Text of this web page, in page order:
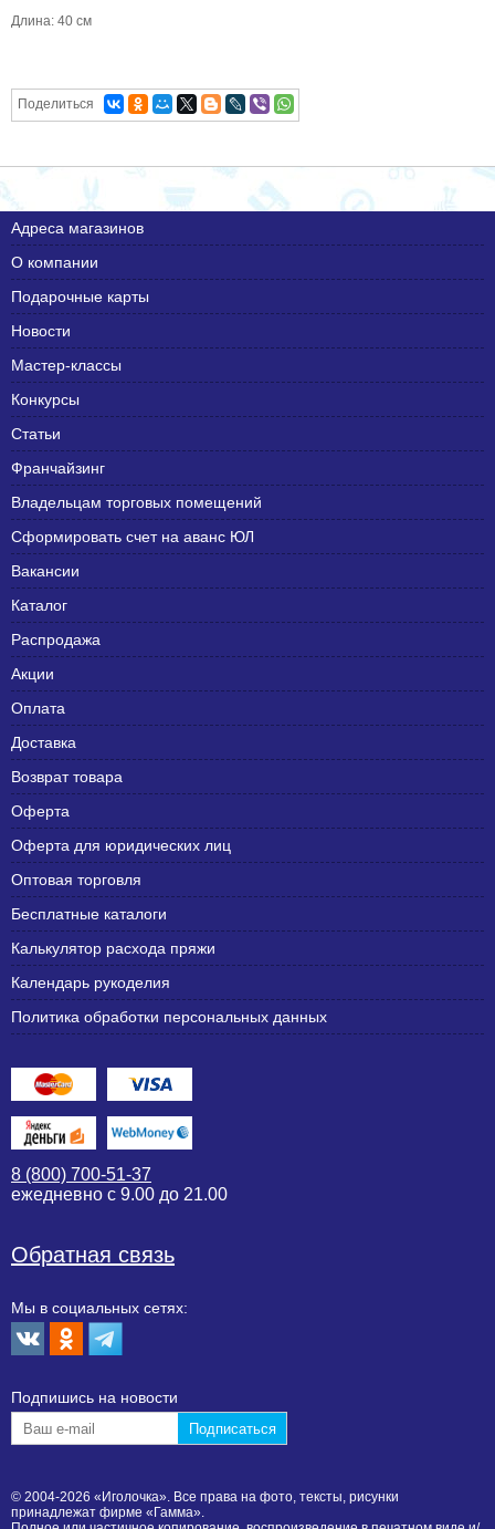
Длина: 40 см
Поделиться
Адреса магазинов
О компании
Подарочные карты
Новости
Мастер-классы
Конкурсы
Статьи
Франчайзинг
Владельцам торговых помещений
Сформировать счет на аванс ЮЛ
Вакансии
Каталог
Распродажа
Акции
Оплата
Доставка
Возврат товара
Оферта
Оферта для юридических лиц
Оптовая торговля
Бесплатные каталоги
Калькулятор расхода пряжи
Календарь рукоделия
Политика обработки персональных данных
8 (800) 700-51-37
ежедневно с 9.00 до 21.00
Обратная связь
Мы в социальных сетях:
Подпишиcь на новости
© 2004-2026 «Иголочка». Все права на фото, тексты, рисунки
принадлежат фирме «Гамма».